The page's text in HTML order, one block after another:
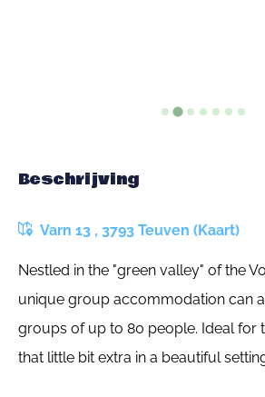
Beschrijving
Varn 13 , 3793 Teuven (Kaart)
Nestled in the "green valley" of the
unique group accommodation can
groups of up to 80 people. Ideal for
that little bit extra in a beautiful